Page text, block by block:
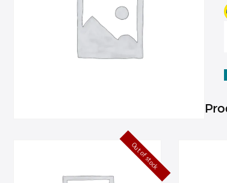
CONTACTO
Out of stock